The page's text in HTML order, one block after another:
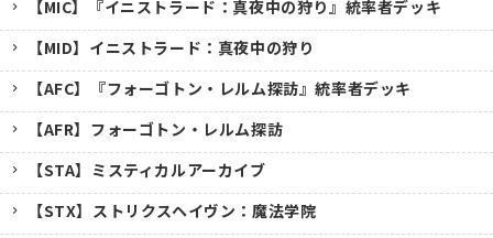
【MIC】『イニストラード：真夜中の狩り』統率者デッキ
【MID】イニストラード：真夜中の狩り
【AFC】『フォーゴトン・レルム探訪』統率者デッキ
【AFR】フォーゴトン・レルム探訪
【STA】ミスティカルアーカイブ
【STX】ストリクスヘイヴン：魔法学院